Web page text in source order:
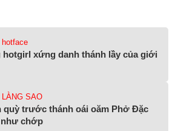
hotface
hotgirl xứng danh thánh lầy của giới
LÀNG SAO
quỳ trước thánh oái oăm Phở Đặc
như chớp